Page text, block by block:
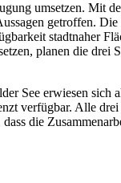
umsetzen. Mit
getroffen.
stadtnaher
planen die drei
See erwiesen sich
verfügbar. Alle
die